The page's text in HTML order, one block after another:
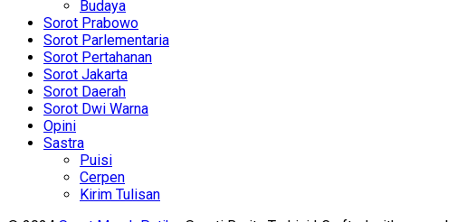
Budaya
Sorot Prabowo
Sorot Parlementaria
Sorot Pertahanan
Sorot Jakarta
Sorot Daerah
Sorot Dwi Warna
Opini
Sastra
Puisi
Cerpen
Kirim Tulisan